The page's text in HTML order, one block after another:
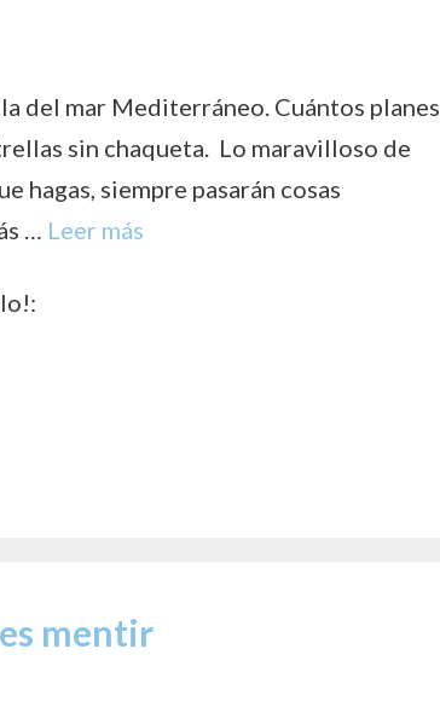
del mar Mediterráneo. Cuántos planes
sin chaqueta. Lo maravilloso de
hagas, siempre pasarán cosas
… Leer más
mentir